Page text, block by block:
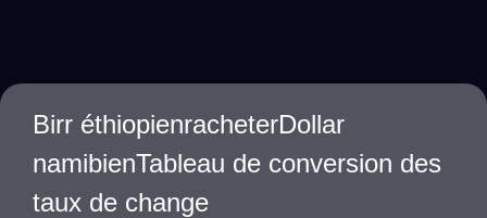
Birr éthiopienracheterDollar
namibienTableau de conversion des
taux de change